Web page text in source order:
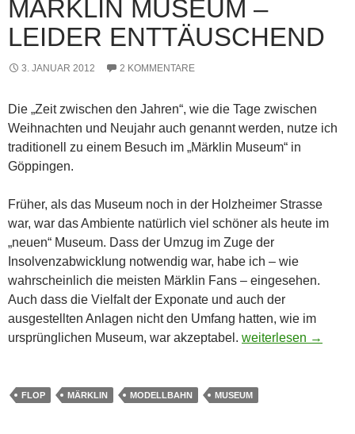
MÄRKLIN MUSEUM –
LEIDER ENTTÄUSCHEND
3. JANUAR 2012 2 KOMMENTARE
Die „Zeit zwischen den Jahren“, wie die Tage zwischen
Weihnachten und Neujahr auch genannt werden, nutze ich
traditionell zu einem Besuch im „Märklin Museum“ in
Göppingen.
Früher, als das Museum noch in der Holzheimer Strasse
war, war das Ambiente natürlich viel schöner als heute im
„neuen“ Museum. Dass der Umzug im Zuge der
Insolvenzabwicklung notwendig war, habe ich – wie
wahrscheinlich die meisten Märklin Fans – eingesehen.
Auch dass die Vielfalt der Exponate und auch der
ausgestellten Anlagen nicht den Umfang hatten, wie im
ursprünglichen Museum, war akzeptabel. Märklin Museum –
weiterlesen →
FLOP MÄRKLIN MODELLBAHN MUSEUM